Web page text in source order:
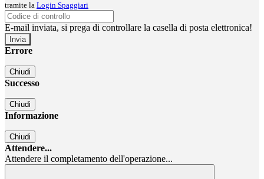
tramite la Login Spaggiari
E-mail inviata, si prega di controllare la casella di posta elettronica!
Errore
Chiudi
Successo
Chiudi
Informazione
Chiudi
Attendere...
Attendere il completamento dell'operazione...